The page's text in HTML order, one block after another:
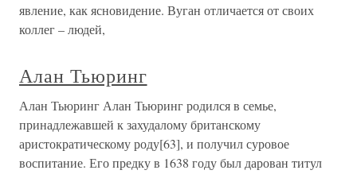
явление, как ясновидение. Вуган отличается от своих
коллег – людей,
Алан Тьюринг
Алан Тьюринг Алан Тьюринг родился в семье,
принадлежавшей к захудалому британскому
аристократическому роду[63], и получил суровое
воспитание. Его предку в 1638 году был дарован титул